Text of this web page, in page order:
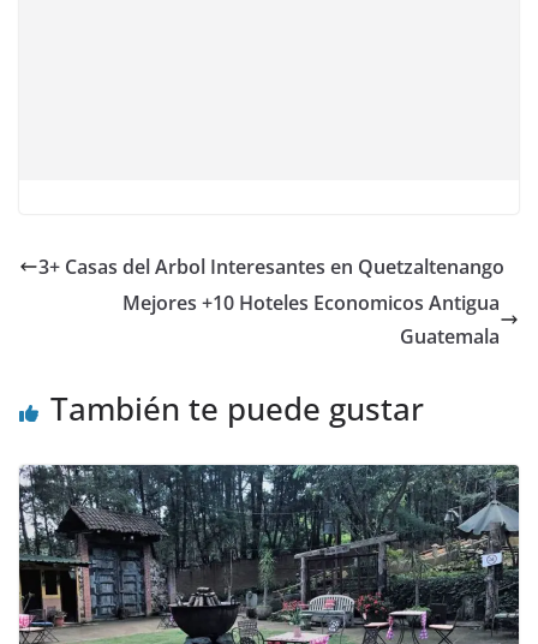
3+ Casas del Arbol Interesantes en Quetzaltenango
Mejores +10 Hoteles Economicos Antigua
Guatemala
También te puede gustar